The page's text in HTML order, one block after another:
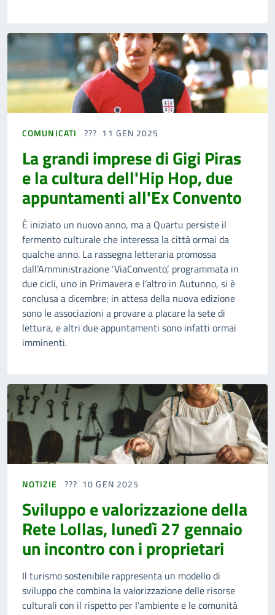
COMUNICATI 11 GEN 2025
La grandi imprese di Gigi Piras
e la cultura dell'Hip Hop, due
appuntamenti all'Ex Convento
È iniziato un nuovo anno, ma a Quartu persiste il
fermento culturale che interessa la città ormai da
qualche anno. La rassegna letteraria promossa
dall’Amministrazione ‘ViaConvento’, programmata in
due cicli, uno in Primavera e l’altro in Autunno, si è
conclusa a dicembre; in attesa della nuova edizione
sono le associazioni a provare a placare la sete di
lettura, e altri due appuntamenti sono infatti ormai
imminenti.
NOTIZIE 10 GEN 2025
Sviluppo e valorizzazione della
Rete Lollas, lunedì 27 gennaio
un incontro con i proprietari
Il turismo sostenibile rappresenta un modello di
sviluppo che combina la valorizzazione delle risorse
culturali con il rispetto per l’ambiente e le comunità